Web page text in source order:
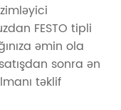
FESTO tipli
əmin ola
sonra ən
təklif